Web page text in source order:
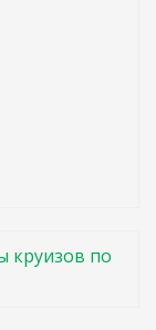
круизов по